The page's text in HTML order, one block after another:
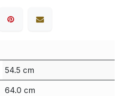
54.5 cm
64.0 cm